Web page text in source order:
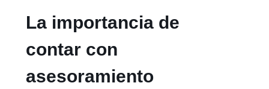
La importancia de
contar con
asesoramiento